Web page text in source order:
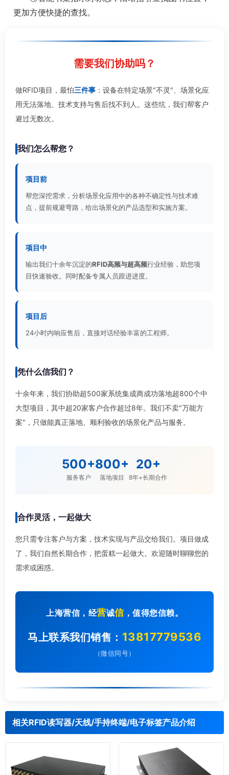
更加方便快捷的查找。
需要我们协助吗？
做RFID项目，最怕三件事 ：设备在特定场景"不灵"、场景化应
用无法落地、技术支持与售后找不到人。这些坑，我们帮客户
避过无数次。
我们怎么帮您？
项目前
帮您深挖需求，分析场景化应用中的各种不确定性与技术难
点，提前规避弯路，给出场景化的产品选型和实施方案。
项目中
输出我们十余年沉淀的RFID高频与超高频行业经验，助您项
目快速验收。同时配备专属人员跟进进度。
项目后
24小时内响应售后，直接对话经验丰富的工程师。
凭什么信我们？
十余年来，我们协助超500家系统集成商成功落地超800个中
大型项目，其中超20家客户合作超过8年。我们不卖"万能方
案"，只做能真正落地、顺利验收的场景化产品与服务。
500+
服务客户
800+
落地项目
20+
8年+长期合作
合作灵活，一起做大
您只需专注客户与方案，技术实现与产品交给我们。项目做成
了，我们自然长期合作，把蛋糕一起做大。欢迎随时聊聊您的
需求或困惑。
上海营信，经营诚信，值得您信赖。
马上联系我们销售： 13817779536
（微信同号）
相关RFID读写器/天线/手持终端/电子标签产品介绍